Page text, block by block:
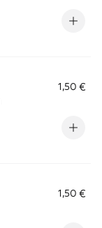
1,50 €
1,50 €